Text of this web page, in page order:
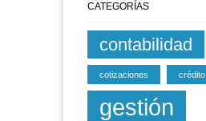
CATEGORÍAS
contabilidad
cotizaciones crédito
gestión